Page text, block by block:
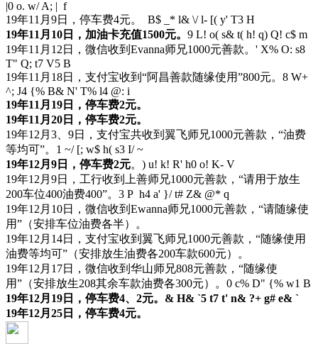
|0 o. w/ A; | f
19年11月9日，停车费4元。
B$ _* l& \/ l- [( y' T3 H
19年11月10日，加油卡充值1500元。 9 L! o( s& t( h! q) Q! c$ m
19年11月12日，微信收到Evanna师兄1000元善款。 ' X% O: s8
T" Q; t7 V5 B
19年11月18日，支付宝收到“阿昌善款随缘使用”800元。 8 W+
^; J4 {% B& N' T% l4 @: i
19年11月19日，停车费2元。
19年11月20日，停车费2元。
19年12月3、9日，支付宝共收到翼飞师兄1000元善款，“油费
等均可”。 1 ~/ [; w$ h( s3 I/ ~
19年12月9日，停车费2元。 ) u! k! R' h0 o! K- V
19年12月9日，工行收到上善师兄1000元善款，“请用于放生
200车位400油费400”。 3 P h4 a' }/ t# Z& @* q
19年12月10日，微信收到Ewanna师兄1000元善款，“请随缘使
用”（安排车位油费各半）。
19年12月14日，支付宝收到翼飞师兄1000元善款，“随缘使用
油费等均可”（安排放生油费各200车款600元）。
19年12月17日，微信收到华山师兄808元善款，“随缘使
用”（安排放生208其余车款油费各300元）。 0 c% D" {% w1 B
19年12月19日，停车费4、2元。 & H& `5 t7 t' n& ?+ g# e& `
19年12月25日，停车费4元。